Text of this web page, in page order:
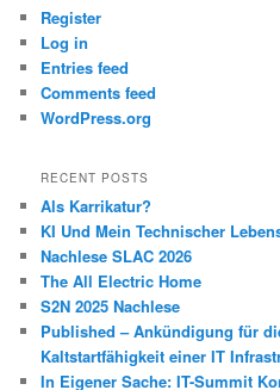
Register
Log in
Entries feed
Comments feed
WordPress.org
RECENT POSTS
Als Karrikatur?
KI Und Mein Technischer
Nachlese SLAC 2026
The All Electric Home
S2N 2025 Nachlese
Published – Ankündigung für
Kaltstartfähigkeit einer IT
In Eigener Sache: IT-Summit